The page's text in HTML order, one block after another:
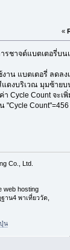
«
รชาจต์แบตเตอรี่บ
าน แบตเตอรี่ ลดลง
งบริเวณ มุมซ้ายบ
Cycle Count จะ
"Cycle
Co., Ltd.
web hosting
น4 พาเที่ยววัด,
น